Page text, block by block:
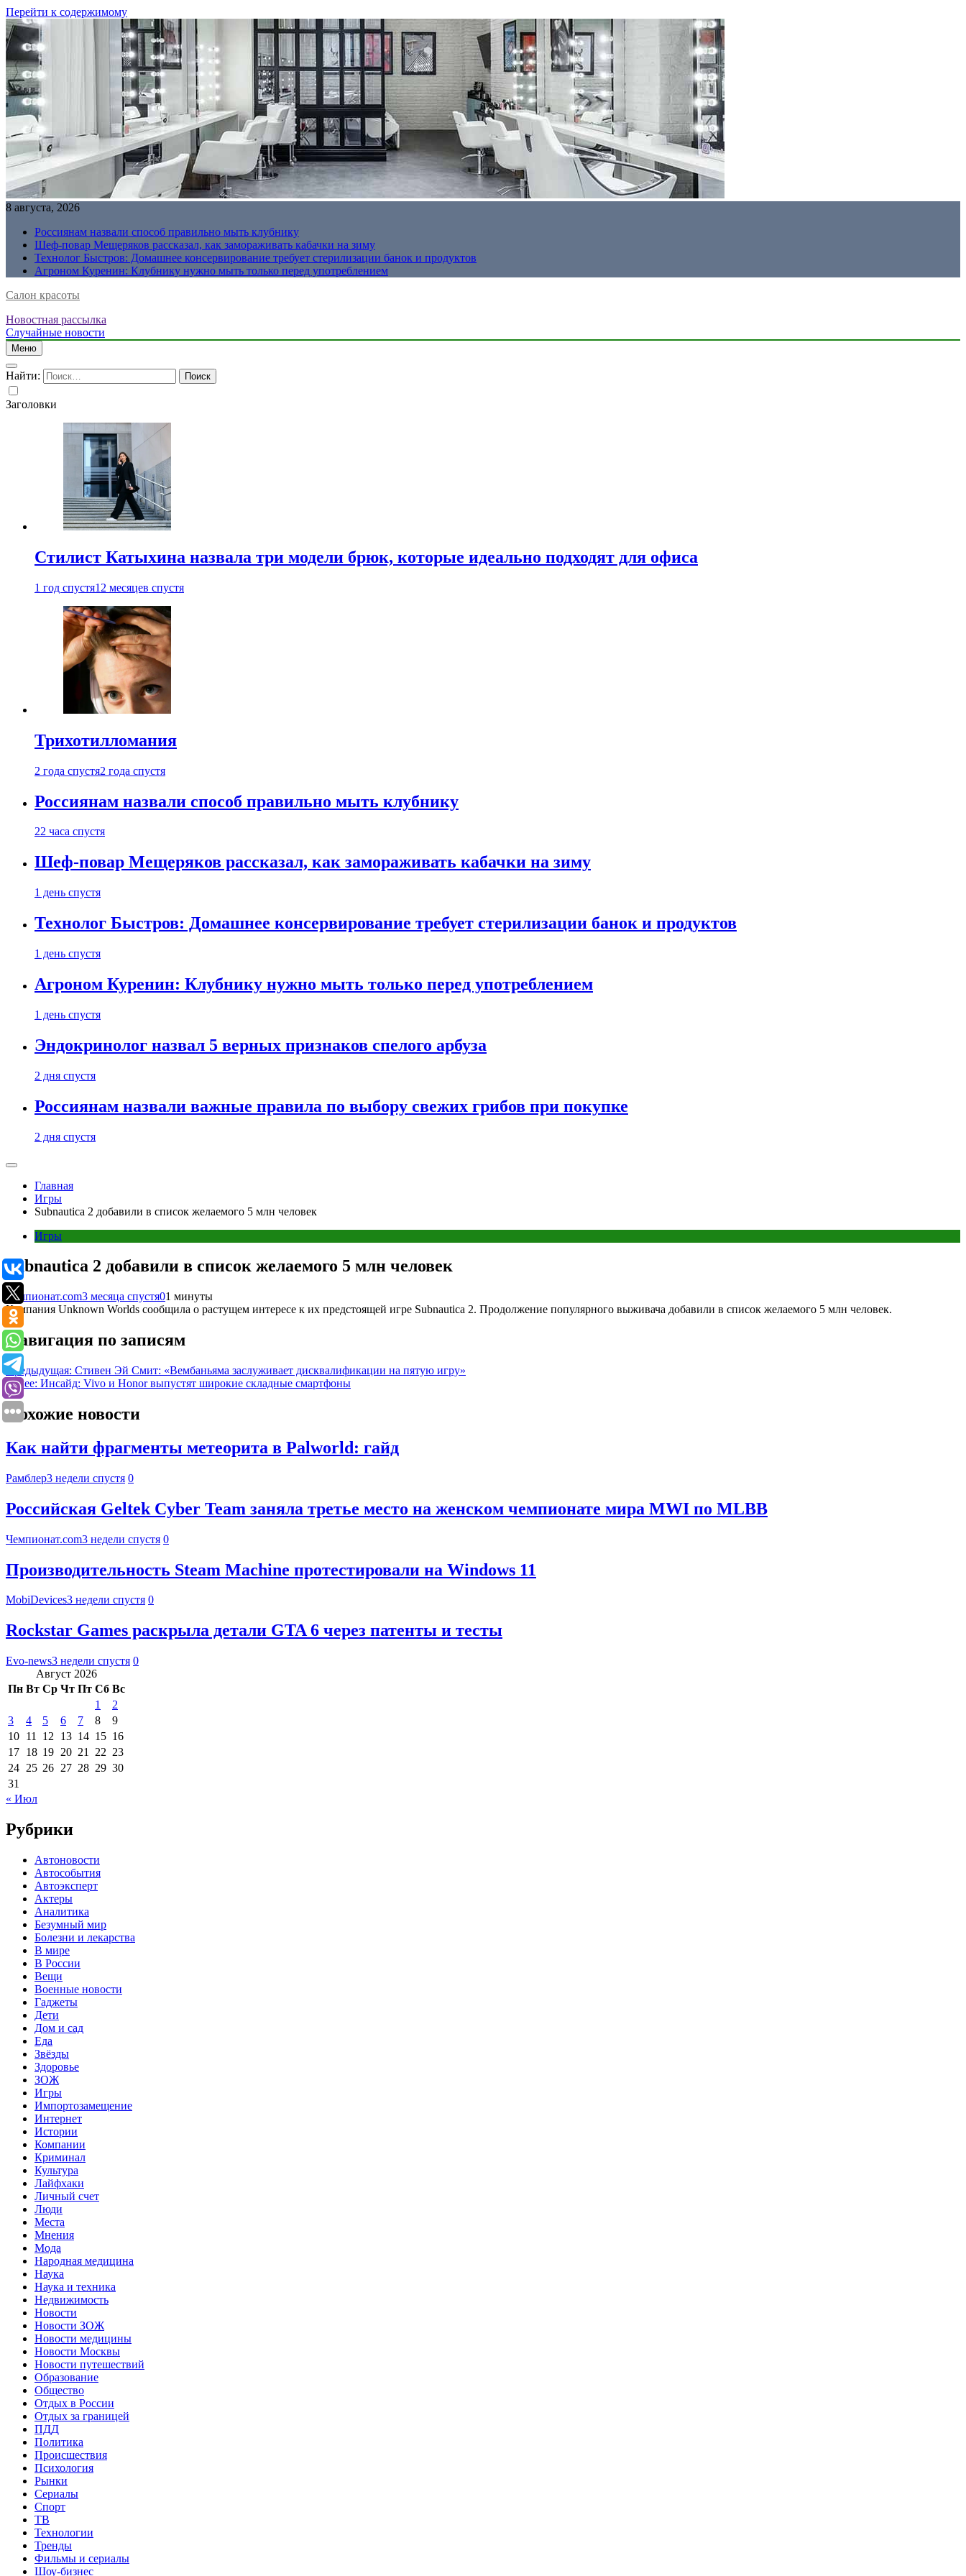
Перейти к содержимому
8 августа, 2026
Россиянам назвали способ правильно мыть клубнику
Шеф-повар Мещеряков рассказал, как замораживать кабачки на зиму
Технолог Быстров: Домашнее консервирование требует стерилизации банок и продуктов
Агроном Куренин: Клубнику нужно мыть только перед употреблением
Салон красоты
Новостная рассылка
Случайные новости
Меню
Найти:
Заголовки
Стилист Катыхина назвала три модели брюк, которые идеально подходят для офиса
1 год спустя12 месяцев спустя
Трихотилломания
2 года спустя2 года спустя
Россиянам назвали способ правильно мыть клубнику
22 часа спустя
Шеф-повар Мещеряков рассказал, как замораживать кабачки на зиму
1 день спустя
Технолог Быстров: Домашнее консервирование требует стерилизации банок и продуктов
1 день спустя
Агроном Куренин: Клубнику нужно мыть только перед употреблением
1 день спустя
Эндокринолог назвал 5 верных признаков спелого арбуза
2 дня спустя
Россиянам назвали важные правила по выбору свежих грибов при покупке
2 дня спустя
Главная
Игры
Subnautica 2 добавили в список желаемого 5 млн человек
Игры
Subnautica 2 добавили в список желаемого 5 млн человек
Чемпионат.com3 месяца спустя01 минуты
Компания Unknown Worlds сообщила о растущем интересе к их предстоящей игре Subnautica 2. Продолжение популярного выживача добавили в список желаемого 5 млн человек.
Навигация по записям
Предыдущая: Стивен Эй Смит: «Вембаньяма заслуживает дисквалификации на пятую игру»
Далее: Инсайд: Vivo и Honor выпустят широкие складные смартфоны
Похожие новости
Как найти фрагменты метеорита в Palworld: гайд
Рамблер3 недели спустя 0
Российская Geltek Cyber Team заняла третье место на женском чемпионате мира MWI по MLBB
Чемпионат.com3 недели спустя 0
Производительность Steam Machine протестировали на Windows 11
MobiDevices3 недели спустя 0
Rockstar Games раскрыла детали GTA 6 через патенты и тесты
Evo-news3 недели спустя 0
Август 2026
Пн Вт Ср Чт Пт Сб Вс
1
2
3
4 5 6 7 8
9
10 11 12 13 14 15 16
17 18 19 20 21 22 23
24 25 26 27 28 29 30
31
« Июл
Рубрики
Автоновости
Автособытия
Автоэксперт
Актеры
Аналитика
Безумный мир
Болезни и лекарства
В мире
В России
Вещи
Военные новости
Гаджеты
Дети
Дом и сад
Еда
Звёзды
Здоровье
ЗОЖ
Игры
Импортозамещение
Интернет
Истории
Компании
Криминал
Культура
Лайфхаки
Личный счет
Люди
Места
Мнения
Мода
Народная медицина
Наука
Наука и техника
Недвижимость
Новости
Новости ЗОЖ
Новости медицины
Новости Москвы
Новости путешествий
Образование
Общество
Отдых в России
Отдых за границей
ПДД
Политика
Происшествия
Психология
Рынки
Сериалы
Спорт
ТВ
Технологии
Тренды
Фильмы и сериалы
Шоу-бизнес